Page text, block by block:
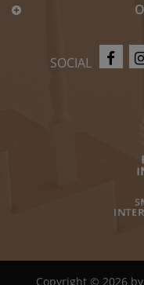
SOCIAL
Copyright © 2026 by